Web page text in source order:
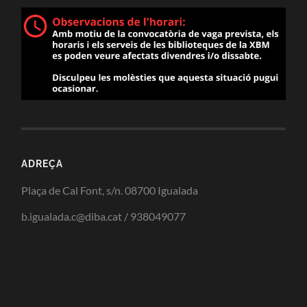
ADREÇA
Plaça de Cal Font, s/n. 08700 Igualada
b.igualada.c@diba.cat / 938049077